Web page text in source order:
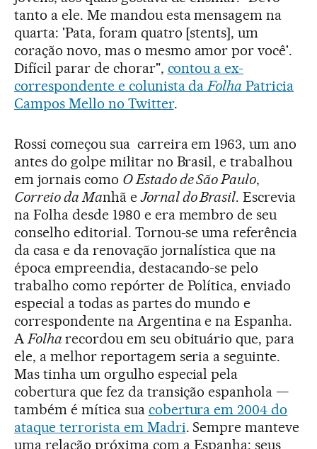
tanto a ele. Me mandou esta mensagem na
quarta: 'Pata, foram quatro [stents], um
coração novo, mas o mesmo amor por você'.
Difícil parar de chorar", contou a ex-
correspondente e colunista da Folha Patricia
Campos Mello no Twitter.
Rossi começou sua carreira em 1963, um ano
antes do golpe militar no Brasil, e trabalhou
em jornais como O Estado de São Paulo,
Correio da Manhã eJornal do Brasil. Escrevia
na Folha desde 1980 e era membro de seu
conselho editorial. Tornou-se uma referência
da casa e da renovação jornalística que na
época empreendia, destacando-se pelo
trabalho como repórter de Política, enviado
especial a todas as partes do mundo e
correspondente na Argentina e na Espanha.
A Folha recordou em seu obituário que, para
ele, a melhor reportagem seria a seguinte.
Mas tinha um orgulho especial pela
cobertura que fez da transição espanhola —
também é mítica sua cobertura em 2004 do
ataque terrorista em Madri. Sempre manteve
uma relação próxima com a Espanha: seus